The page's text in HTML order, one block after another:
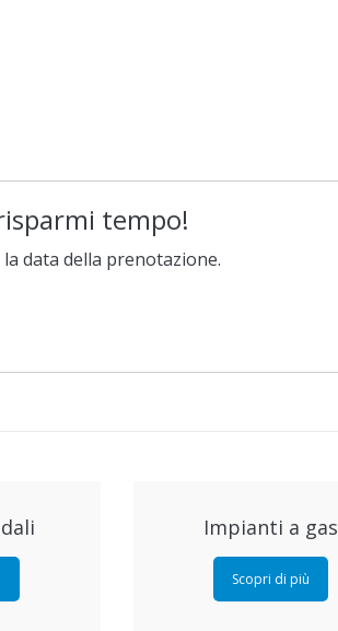
tempo!
data della prenotazione.
Impianti a gas
Scopri di più